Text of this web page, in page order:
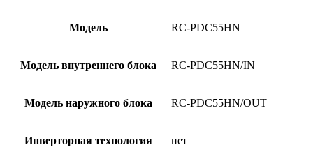
Модель RC-PDC55HN
Модель внутреннего блока RC-PDC55HN/IN
Модель наружного блока RC-PDC55HN/OUT
Инверторная технология нет